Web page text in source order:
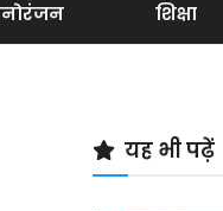
शिक्षा
यह भी पढ़ें